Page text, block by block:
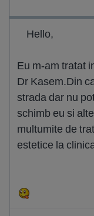
Hello,
Eu m-am tratat
Dr Kasem.Din
strada dar nu
schimb eu si
multumite de
estetice la